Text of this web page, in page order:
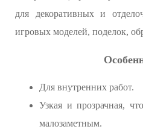
для декоративных и
игровых моделей, поделок,
Для внутренних работ.
Узкая и прозрачная,
малозаметным.